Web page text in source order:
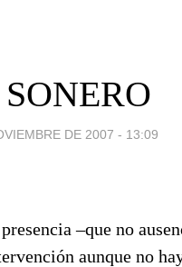
DE 2007 - 13:09
–que no
aunque no